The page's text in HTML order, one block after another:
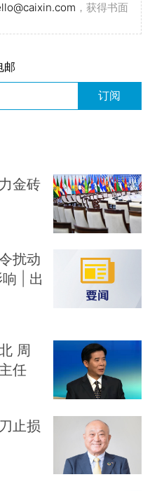
，获得书面
邮
订阅
金砖
扰动
| 出
周
任
止损